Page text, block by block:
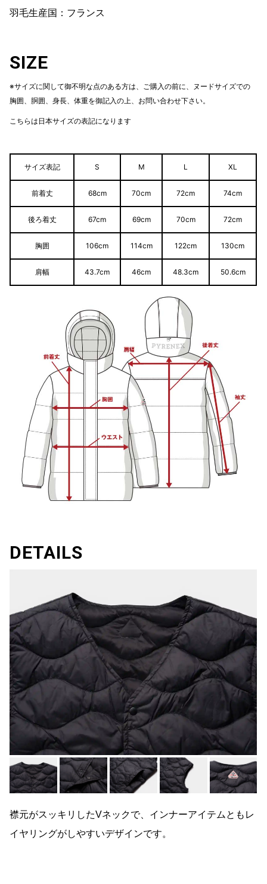
羽毛生産国：フランス
SIZE
※サイズに関して御不明な点のある方は、ご購入の前に、ヌードサイズでの
胸囲、胴囲、身長、体重を御記入の上、お問い合わせ下さい。
こちらは日本サイズの表記になります
サイズ表記 S M L XL
前着丈 68cm 70cm 72cm 74cm
後ろ着丈 67cm 69cm 70cm 72cm
胸囲 106cm 114cm 122cm 130cm
肩幅 43.7cm 46cm 48.3cm 50.6cm
DETAILS
襟元がスッキリしたVネックで、インナーアイテムともレ
イヤリングがしやすいデザインです。